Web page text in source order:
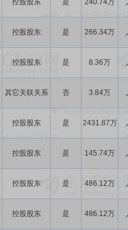
控股股东 是 240.74万
控股股东 是 266.34万
控股股东 是 8.36万
其它关联关系 否 3.84万
控股股东 是 2431.87万
控股股东 是 145.74万
控股股东 是 486.12万
控股股东 是 486.12万